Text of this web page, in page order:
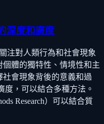
深度和廣度
注對人類行為和社會現象
體的獨特性、情境性和主
會現象背後的意義和過
度，可以結合多種方法。
Research）可以結合質